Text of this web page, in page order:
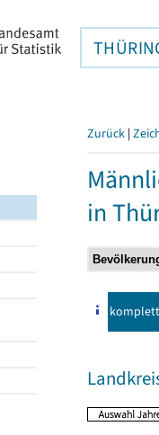
Zurück |
in
komplett